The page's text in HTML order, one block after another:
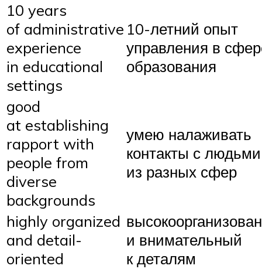
10 years
of administrative
experience
in educational
settings
10-летний опыт
управления в
образования
good
at establishing
rapport with
people from
diverse
backgrounds
умею налаживать
контакты с людьми
из разных сфер
highly organized
and detail-
oriented
и внимательный
к деталям